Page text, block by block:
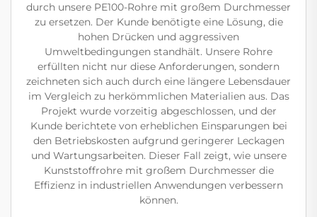
durch unsere PE100-Rohre mit großem Durchmesser
zu ersetzen. Der Kunde benötigte eine Lösung, die
hohen Drücken und aggressiven
Umweltbedingungen standhält. Unsere Rohre
erfüllten nicht nur diese Anforderungen, sondern
zeichneten sich auch durch eine längere Lebensdauer
im Vergleich zu herkömmlichen Materialien aus. Das
Projekt wurde vorzeitig abgeschlossen, und der
Kunde berichtete von erheblichen Einsparungen bei
den Betriebskosten aufgrund geringerer Leckagen
und Wartungsarbeiten. Dieser Fall zeigt, wie unsere
Kunststoffrohre mit großem Durchmesser die
Effizienz in industriellen Anwendungen verbessern
können.